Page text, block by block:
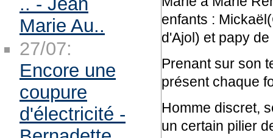
enfants :
d'Ajol) et papy
Prenant sur son
présent chaque
Homme discret,
un certain pilier
Marie Au..
27/07:
Encore une
coupure
d'électricité -